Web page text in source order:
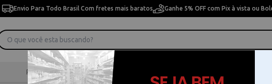
Envio Para Todo Brasil Com fretes mais baratos Ganhe 5% OFF com Pix à vista ou
Pincéis Desenho